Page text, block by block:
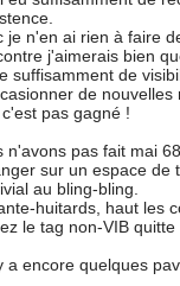
je n'en ai rien à faire
j'aimerais bien
suffisamment de
de nouvelles
c'est pas gagné !
n'avons pas fait mai
sur un espace de
au bling-bling.
huitards, haut les
le tag non-VIB
a encore quelques